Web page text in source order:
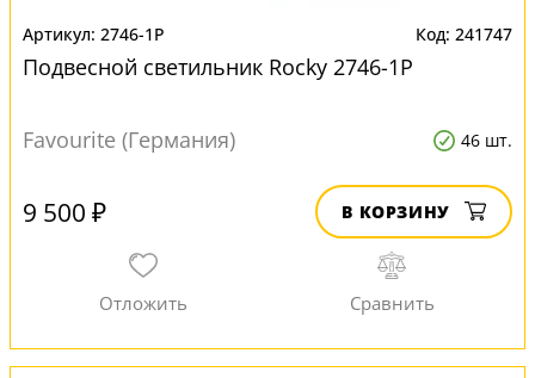
2746-1P 241747
Подвесной светильник Rocky 2746-1P
Favourite (Германия) 46 шт.
9 500 ₽ В КОРЗИНУ